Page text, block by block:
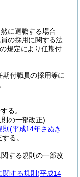
に退職する場合
の採用に関する法
規定により任期付
期付職員の採用等に
る。
の一部改正)
(平成14年さぬき
る。
する規則の一部改
する規則 (平成14